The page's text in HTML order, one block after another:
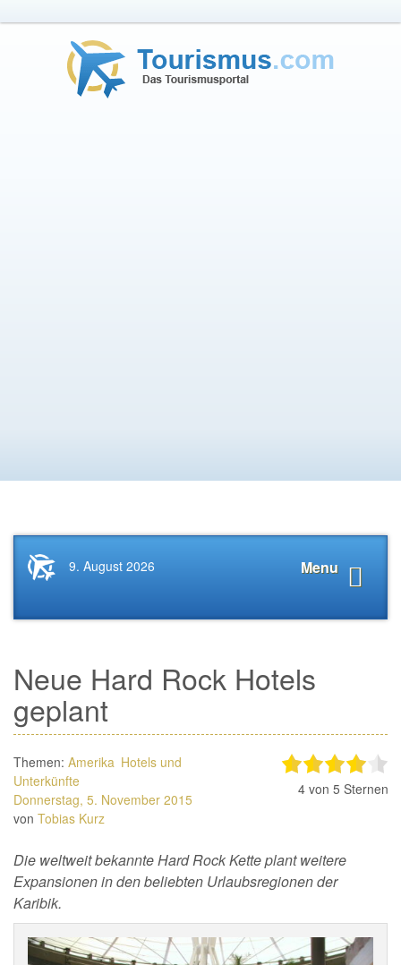
Startseite
News.Tourismus.com
Menu
9. August 2026
Neue Hard Rock Hotels
geplant
Themen: Amerika Hotels und
Unterkünfte
Donnerstag, 5. November 2015
von Tobias Kurz
4von 5 Sternen
Die weltweit bekannte Hard Rock Kette plant weitere
Expansionen in den beliebten Urlaubsregionen der
Karibik.